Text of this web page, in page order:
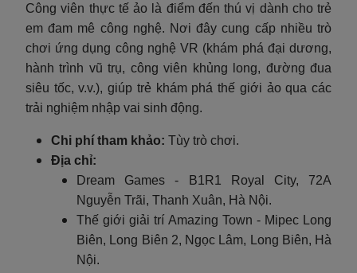
Công viên thực tế ảo là điểm đến thú vị dành cho trẻ
em đam mê công nghệ. Nơi đây cung cấp nhiều trò
chơi ứng dụng công nghệ VR (khám phá đại dương,
hành trình vũ trụ, công viên khủng long, đường đua
siêu tốc, v.v.), giúp trẻ khám phá thế giới ảo qua các
trải nghiệm nhập vai sinh động.
Chi phí tham khảo: Tùy trò chơi.
Địa chỉ:
Dream Games - B1R1 Royal City, 72A
Nguyễn Trãi, Thanh Xuân, Hà Nội.
Thế giới giải trí Amazing Town - Mipec Long
Biên, Long Biên 2, Ngọc Lâm, Long Biên, Hà
Nội.